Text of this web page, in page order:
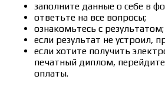
заполните данные о себе в
ответьте на все вопросы;
ознакомьтесь с результатом;
если результат не устроил,
если хотите получить
печатный диплом,
оплаты.